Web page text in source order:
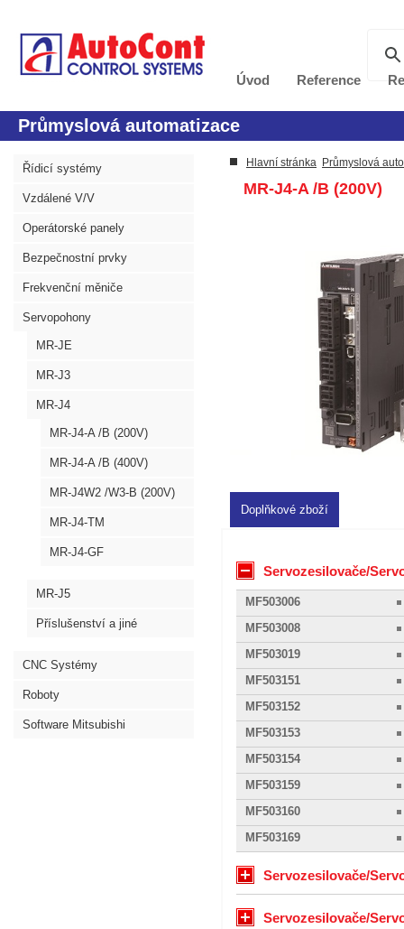
Úvod Reference
Průmyslová automatizace
Řídicí systémy
Vzdálené V/V
Operátorské panely
Bezpečnostní prvky
Frekvenční měniče
Servopohony
MR-JE
MR-J3
MR-J4
MR-J4-A /B (200V)
MR-J4-A /B (400V)
MR-J4W2 /W3-B (200V)
MR-J4-TM
MR-J4-GF
MR-J5
Příslušenství a jiné
CNC Systémy
Roboty
Software Mitsubishi
Hlavní stránka Průmyslová
MR-J4-A /B (200V)
Doplňkové zboží
Servozesilovače/
MF503006
MF503008
MF503019
MF503151
MF503152
MF503153
MF503154
MF503159
MF503160
MF503169
Servozesilovače/
Servozesilovače/